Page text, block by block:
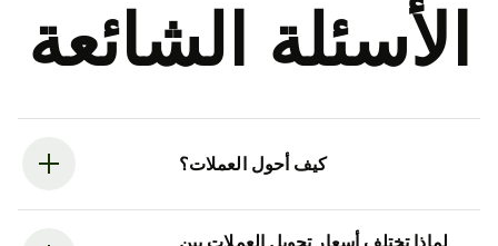
الأسئلة الشائعة
كيف أحول العملات؟
لماذا تختلف أسعار تحويل العملات بين